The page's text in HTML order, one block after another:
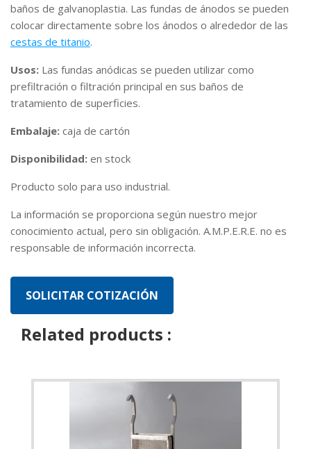
baños de galvanoplastia. Las fundas de ánodos se pueden
colocar directamente sobre los ánodos o alrededor de las
cestas de titanio.
Usos: Las fundas anódicas se pueden utilizar como
prefiltración o filtración principal en sus baños de
tratamiento de superficies.
Embalaje: caja de cartón
Disponibilidad: en stock
Producto solo para uso industrial.
La información se proporciona según nuestro mejor
conocimiento actual, pero sin obligación. A.M.P.E.R.E. no es
responsable de información incorrecta.
Related products :